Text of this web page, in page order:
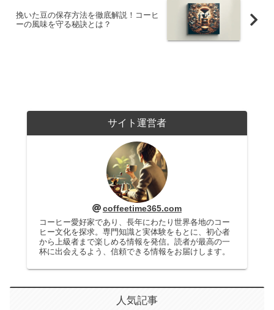
挽いた豆の保存方法を徹底解説！コーヒ
ーの風味を守る秘訣とは？
サイト運営者
coffeetime365.com
コーヒー愛好家であり、長年にわたり世界各地のコー
ヒー文化を探求。専門知識と実体験をもとに、初心者
から上級者まで楽しめる情報を発信。読者が最高の一
杯に出会えるよう、信頼できる情報をお届けします。
人気記事